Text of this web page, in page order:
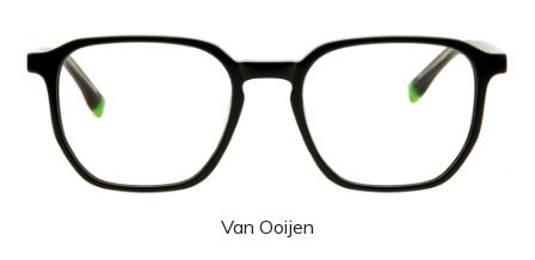
Van Ooijen